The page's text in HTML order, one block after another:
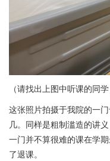
（请找出上图中听课的同学
这张照片拍摄于我院的一
几。同样是粗制滥造的讲
一门并不算很难的课在学
了退课。